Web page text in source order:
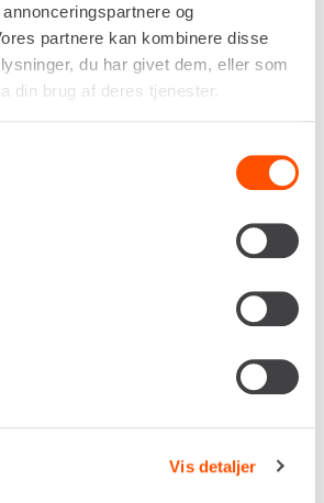
og
partnere kan kombinere disse
du har givet dem, eller som
din brug af deres tjenester.
Vis detaljer
det perfekte værktøj, når du skal
direkte i udgravningen og
læs og dobbeltarbejde. Den
du hurtigt får sorteret det, der
og det, der skal væk. Skal skovlen
og økonomisk løsning, der
af opgravet jord, adskillelse
klargøring til belægning,
entreprenører vælger at leje